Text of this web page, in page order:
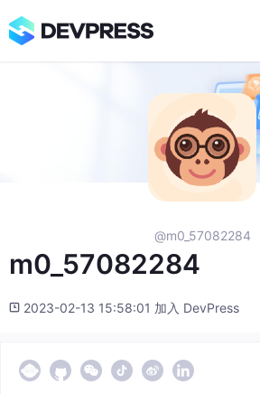
@m0_57082284
m0_57082284
2023-02-13 15:58:01 加入 DevPress